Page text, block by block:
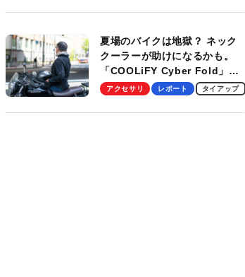
適！
夏場のバイクは地獄？ ネック
クーラーが助けになるかも。
「COOLiFY Cyber Fold」レ
ビュー。冷却の速さ、密着する
性がグッド！
アクセサリ レポート タイアップ